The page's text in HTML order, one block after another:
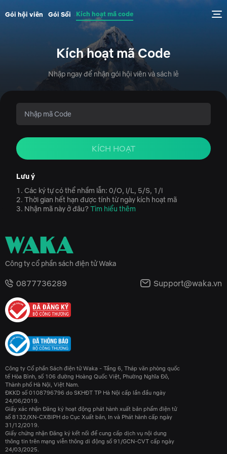
Gói hội viên Gói Sồi Kích hoạt mã code
Kích hoạt mã Code
Nhập ngay để nhận gói hội viên và sách lẻ
KÍCH HOẠT
Lưu ý
1. Các ký tự có thể nhầm lẫn: 0/O, l/L, 5/S, 1/l
2. Thời gian hết hạn được tính từ ngày kích hoạt mã
3. Nhận mã này ở đâu?Tìm hiểu thêm
Công ty cổ phần sách điện tử Waka
0877736289 Support@waka.vn
Công ty Cổ phần Sách điện tử Waka - Tầng 6, Tháp văn phòng quốc
tế Hòa Bình, số 106 đường Hoàng Quốc Việt, Phường Nghĩa Đô,
Thành phố Hà Nội, Việt Nam.
ĐKKD số 0108796796 do SKHĐT TP Hà Nội cấp lần đầu ngày
24/06/2019.
Giấy xác nhận Đăng ký hoạt động phát hành xuất bản phẩm điện tử
số 8132/XN-CXBIPH do Cục Xuất bản, In và Phát hành cấp ngày
31/12/2019.
Giấy chứng nhận Đăng ký kết nối để cung cấp dịch vụ nội dung
thông tin trên mạng viễn thông di động số 91/GCN-CVT cấp ngày
24/03/2025.